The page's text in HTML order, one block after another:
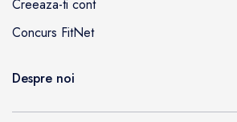
Creeaza-ti cont
Concurs FitNet
Despre noi